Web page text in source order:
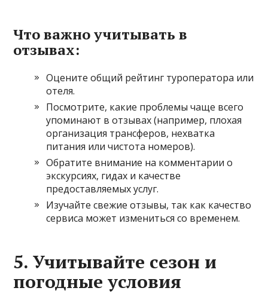
Что важно учитывать в
отзывах:
Оцените общий рейтинг туроператора или
отеля.
Посмотрите, какие проблемы чаще всего
упоминают в отзывах (например, плохая
организация трансферов, нехватка
питания или чистота номеров).
Обратите внимание на комментарии о
экскурсиях, гидах и качестве
предоставляемых услуг.
Изучайте свежие отзывы, так как качество
сервиса может измениться со временем.
5.Учитывайте сезон и
погодные условия